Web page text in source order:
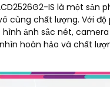
IS là một sản
lượng. Với độ phân giải cao
ảnh sắc nét,
hoàn hảo và chất